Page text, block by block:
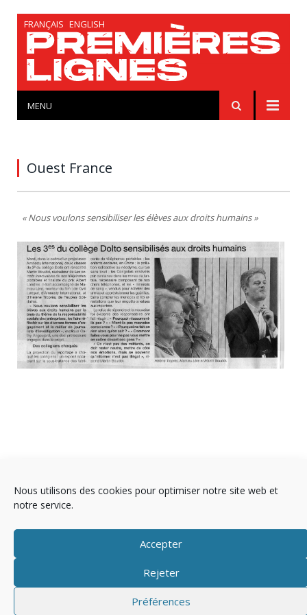
Nous utilisons des cookies pour optimiser notre site web et
notre service.
Accepter
Rejeter
Préférences
FRANÇAIS ENGLISH
MENU
Ouest France
« Nous voulons sensibiliser les élèves aux droits humains »
Copyright © 2025 Télévision